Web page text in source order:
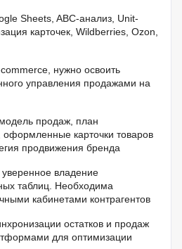
Sheets, ABC-анализ, Unit-
карточек, Wildberries, Ozon,
нужно освоить
управления продажами на
продаж, план
оформленные карточки товаров
продвижения бренда
уверенное владение
таблиц. Необходима
кабинетами контрагентов
остатков и продаж
для оптимизации